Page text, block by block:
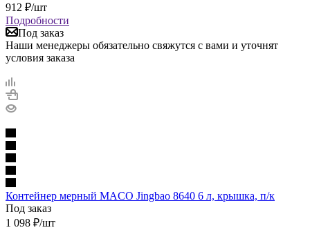
912 ₽/шт
Подробности
Под заказ
Наши менеджеры обязательно свяжутся с вами и уточнят
условия заказа
Контейнер мерный MACO Jingbao 8640 6 л, крышка, п/к
Под заказ
1 098 ₽/шт